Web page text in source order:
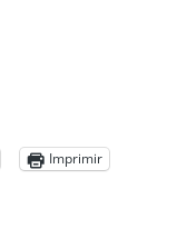
Imprimir